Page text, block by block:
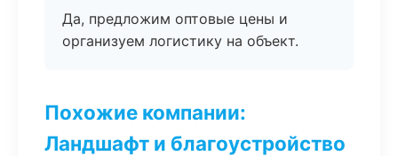
Да, предложим оптовые цены и
организуем логистику на объект.
Похожие компании:
Ландшафт и благоустройство